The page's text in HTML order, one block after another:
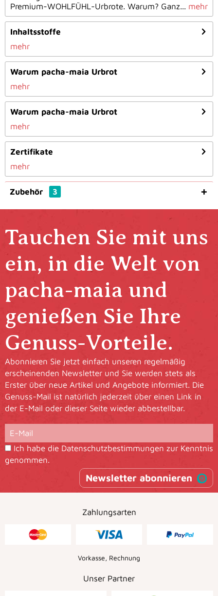
Premium-WOHLFÜHL-Urbrote. Warum? Ganz... mehr
Inhaltsstoffe
mehr
Warum pacha-maia Urbrot
mehr
Warum pacha-maia Urbrot
mehr
Zertifikate
mehr
Zubehör 3
Tauchen Sie mit uns
ein, in die Welt von
pacha-maia und
genießen Sie Ihre
Genuss-Vorteile.
Abonnieren Sie jetzt einfach unseren regelmäßig
erscheinenden Newsletter und Sie werden stets als
Erster über neue Artikel und Angebote informiert. Die
Genuss-Mail ist natürlich jederzeit über einen Link in
der E-Mail oder dieser Seite wieder abbestellbar.
Ich habe die Datenschutzbestimmungen zur Kenntnis
genommen.
Newsletter abonnieren
Zahlungsarten
Vorkasse, Rechnung
Unser Partner